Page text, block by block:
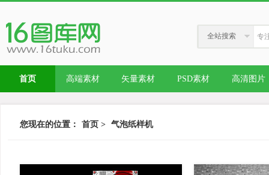
全站搜索
首页 高端素材 矢量素材 PSD素材 高清图片
您现在的位置： 首页 > 气泡纸样机